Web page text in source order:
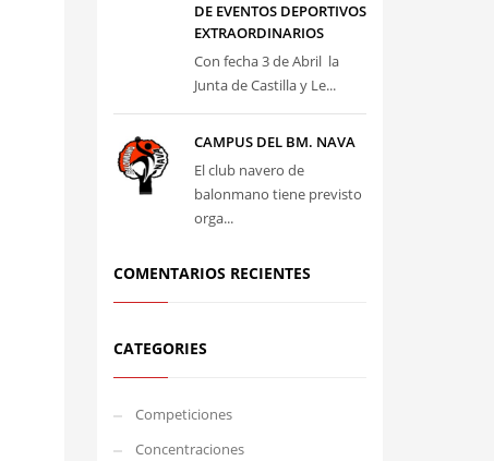
DE EVENTOS DEPORTIVOS
EXTRAORDINARIOS
Con fecha 3 de Abril la
Junta de Castilla y Le...
CAMPUS DEL BM. NAVA
El club navero de
balonmano tiene previsto
orga...
COMENTARIOS RECIENTES
CATEGORIES
Competiciones
Concentraciones